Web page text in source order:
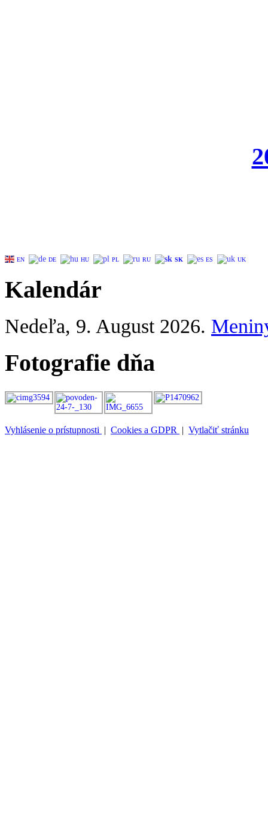
EN DE HU PL RU SK ES UK
Kalendár
Nedeľa, 9. August 2026.
Fotografie dňa
Vyhlásenie o prístupnosti | Cookies a GDPR | Vytlačiť stránku